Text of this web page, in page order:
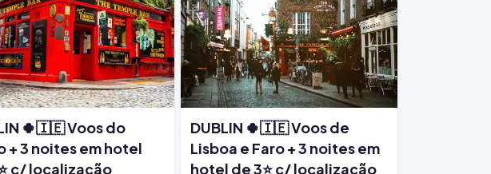
🍀🇮🇪 Voos do
+ 3 noites em hotel
c/ localização
DUBLIN 🍀🇮🇪 Voos de
Lisboa e Faro + 3 noites em
hotel de 3⭐ c/ localização